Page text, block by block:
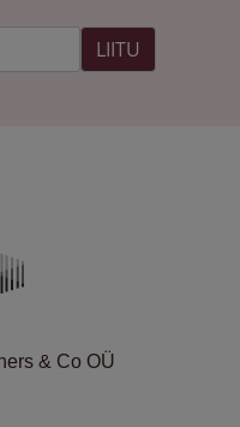
LIITU
& Co OÜ